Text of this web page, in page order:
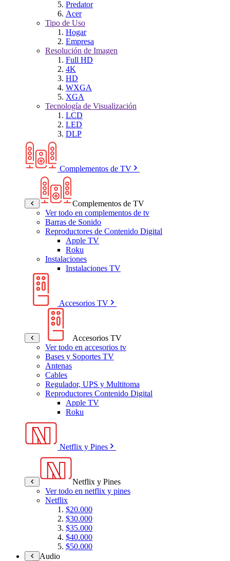
Predator
Acer
Tipo de Uso
Hogar
Empresa
Resolución de Imagen
Full HD
4K
HD
WXGA
XGA
Tecnología de Visualización
LCD
LED
DLP
Complementos de TV
Complementos de TV
Ver todo en complementos de tv
Barras de Sonido
Reproductores de Contenido Digital
Apple TV
Roku
Instalaciones
Instalaciones TV
Accesorios TV
Accesorios TV
Ver todo en accesorios tv
Bases y Soportes TV
Antenas
Cables
Regulador, UPS y Multitoma
Reproductores Contenido Digital
Apple TV
Roku
Netflix y Pines
Netflix y Pines
Ver todo en netflix y pines
Netflix
$20.000
$30.000
$35.000
$40.000
$50.000
Audio